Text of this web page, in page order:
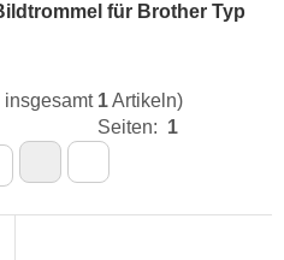
für Brother Typ
1Artikeln)
Seiten: 1